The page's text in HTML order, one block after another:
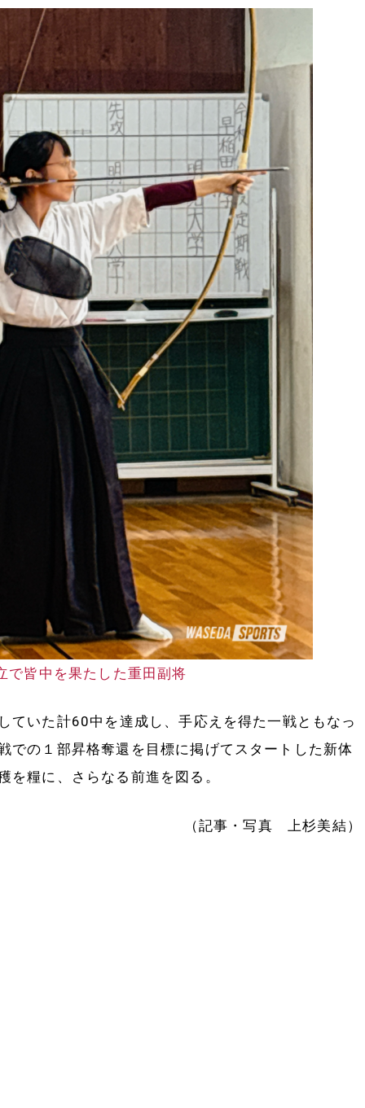
で皆中を果たした重田副将
いた計60中を達成し、手応えを得た一戦ともなっ
での１部昇格奪還を目標に掲げてスタートした新体
を糧に、さらなる前進を図る。
（記事・写真 上杉美結）